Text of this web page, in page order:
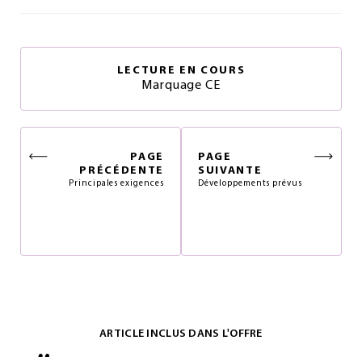
LECTURE EN COURS
Marquage CE
PAGE
PRÉCÉDENTE
Principales exigences
PAGE
SUIVANTE
Développements prévus
ARTICLE INCLUS DANS L'OFFRE